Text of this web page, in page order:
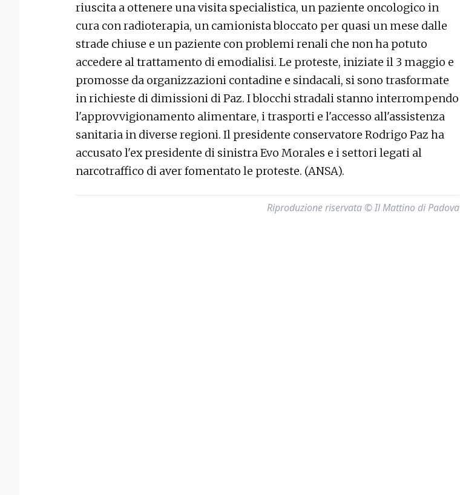
riuscita a ottenere una visita specialistica, un paziente oncologico in
cura con radioterapia, un camionista bloccato per quasi un mese dalle
strade chiuse e un paziente con problemi renali che non ha potuto
accedere al trattamento di emodialisi. Le proteste, iniziate il 3 maggio e
promosse da organizzazioni contadine e sindacali, si sono trasformate
in richieste di dimissioni di Paz. I blocchi stradali stanno interrompendo
l'approvvigionamento alimentare, i trasporti e l'accesso all'assistenza
sanitaria in diverse regioni. Il presidente conservatore Rodrigo Paz ha
accusato l'ex presidente di sinistra Evo Morales e i settori legati al
narcotraffico di aver fomentato le proteste. (ANSA).
Riproduzione riservata © Il Mattino di Padova